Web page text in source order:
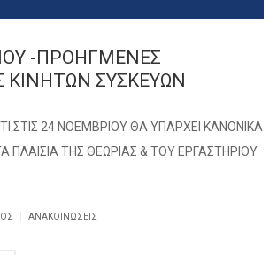
-ΠΡΟΗΓΜΕΝΕΣ
ΣΥΣΚΕΥΩΝ
ΣΤΙΣ 24 ΝΟΕΜΒΡΙΟΥ ΘΑ ΥΠΑΡΧΕΙ ΚΑΝΟΝΙΚΑ
ΠΛΑΙΣΙΑ ΤΗΣ ΘΕΩΡΙΑΣ & ΤΟΥ ΕΡΓΑΣΤΗΡΙΟΥ
ΑΝΑΚΟΙΝΏΣΕΙΣ